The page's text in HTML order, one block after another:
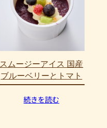
スムージーアイス 国産
ブルーベリーとトマト
続きを読む